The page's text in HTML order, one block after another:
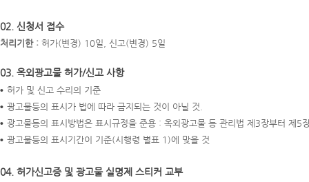
02. 신청서 접수
처리기한 : 허가(변경) 10일, 신고(변경) 5일
03. 옥외광고물 허가/신고 사항
허가 및 신고 수리의 기준
광고물등의 표시가 법에 따라 금지되는 것이 아닐 것.
광고물등의 표시방법은 표시규정을 준용 : 옥외광고물 등 관리법 제3장부터 제5
광고물등의 표시기간이 기준(시행령 별표 1)에 맞을 것
04. 허가신고증 및 광고물 실명제 스티커 교부